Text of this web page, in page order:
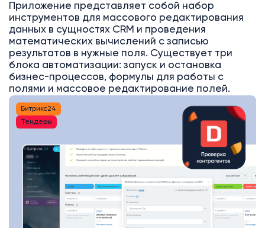
Приложение представляет собой набор
инструментов для массового редактирования
данных в сущностях CRM и проведения
математических вычислений с записью
результатов в нужные поля. Существует три
блока автоматизации: запуск и остановка
бизнес-процессов, формулы для работы с
полями и массовое редактирование полей.
Битрикс24
Тендеры